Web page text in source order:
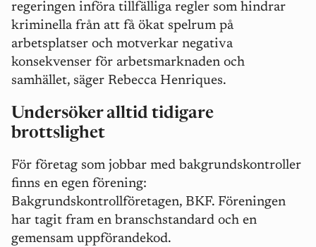
regeringen införa tillfälliga regler som hindrar
kriminella från att få ökat spelrum på
arbetsplatser och motverkar negativa
konsekvenser för arbetsmarknaden och
samhället, säger Rebecca Henriques.
Undersöker alltid tidigare
brottslighet
För företag som jobbar med bakgrundskontroller
finns en egen förening:
Bakgrundskontrollföretagen, BKF. Föreningen
har tagit fram en branschstandard och en
gemensam uppförandekod.